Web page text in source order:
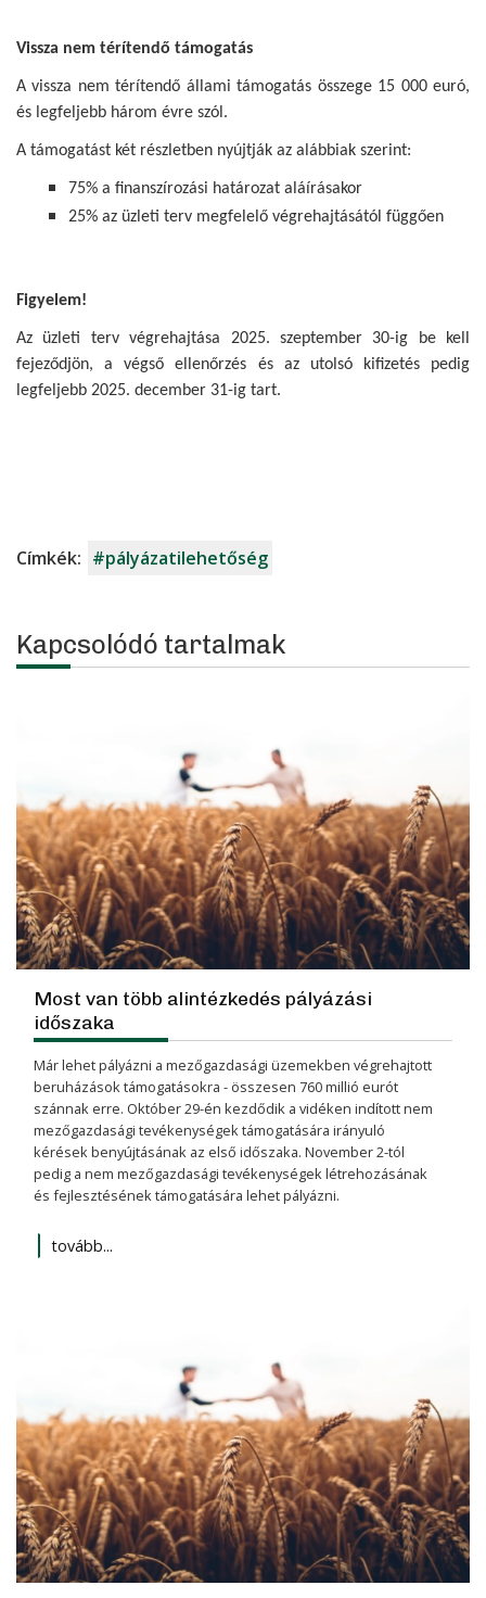
Vissza nem térítendő támogatás
A vissza nem térítendő állami támogatás összege 15 000 euró,
és legfeljebb három évre szól.
A támogatást két részletben nyújtják az alábbiak szerint:
75% a finanszírozási határozat aláírásakor
25% az üzleti terv megfelelő végrehajtásától függően
Figyelem!
Az üzleti terv végrehajtása 2025. szeptember 30-ig be kell
fejeződjön, a végső ellenőrzés és az utolsó kifizetés pedig
legfeljebb 2025. december 31-ig tart.
Címkék: #pályázatilehetőség
Kapcsolódó tartalmak
Most van több alintézkedés pályázási
időszaka
Már lehet pályázni a mező­gazdasági üzemekben végre­hajtott
beruhá­zások támo­gatásokra - összesen 760 millió eurót
szánnak erre. Október 29-én kezdődik a vidéken indított nem
mező­gazdasági tevékeny­ségek támogatására irányuló
kérések benyújtá­sának az első időszaka. November 2-tól
pedig a nem mező­gazdasági tevékeny­ségek létreho­zásának
és fejlesz­tésének támoga­tására lehet pályázni.
tovább...